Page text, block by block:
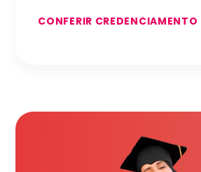
CONFERIR CREDENCIAMENTO